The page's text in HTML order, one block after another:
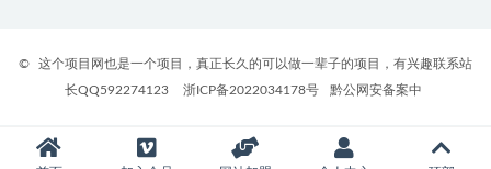
©
这个项目网也是一个项目，真正长久的可以做一辈子的项目，有兴趣联系站
长QQ592274123
浙ICP备2022034178号 黔公网安备案中